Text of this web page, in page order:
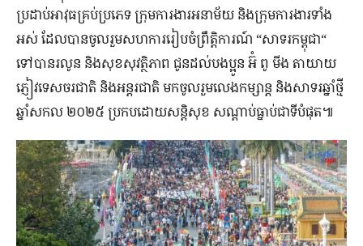
ប្រដាប់អាវុធគ្រប់ប្រភេទ ក្រុមការងារអនាម័យ និងក្រុមការងារទាំង
អស់ ដែលបានចូលរួមសហការរៀបចំព្រឹត្តិការណ៍ “សាទរកម្ពុជា“
ទៅបានរលូន និងសុខសុវត្ថិភាព ជូនដល់បងប្អូន អ៊ំ ពូ មីង តាយាយ
ភ្ញៀវទេសចរជាតិ និងអន្តរជាតិ មកចូលរួមលេងកម្សាន្ត និងសាទរឆ្នាំថ្មី
ឆ្នាំសកល ២០២៥ ប្រកបដោយសន្តិសុខ សណ្ដាប់ធ្នាប់ជាទីបំផុត៕